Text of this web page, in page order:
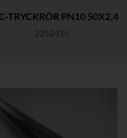
TRYCKRÖR PN10 50X2,4
2252415